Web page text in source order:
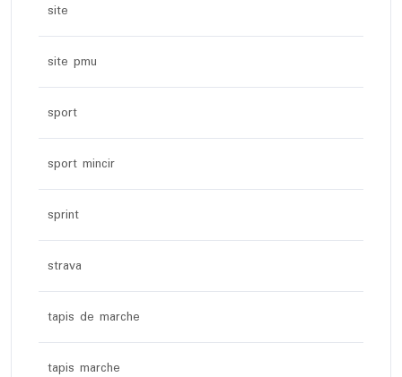
site
site pmu
sport
sport mincir
sprint
strava
tapis de marche
tapis marche